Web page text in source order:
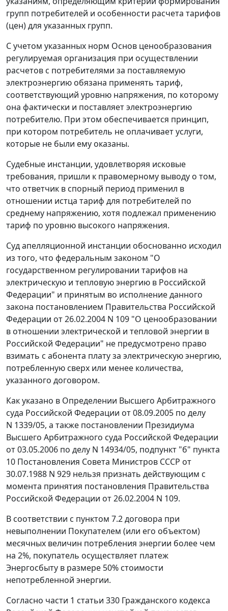
групп потребителей и особенности расчета тарифов
(цен) для указанных групп.
С учетом указанных норм Основ ценообразования
регулируемая организация при осуществлении
расчетов с потребителями за поставляемую
электроэнергию обязана применять тариф,
соответствующий уровню напряжения, по которому
она фактически и поставляет электроэнергию
потребителю. При этом обеспечивается принцип,
при котором потребитель не оплачивает услуги,
которые не были ему оказаны.
Судебные инстанции, удовлетворяя исковые
требования, пришли к правомерному выводу о том,
что ответчик в спорный период применил в
отношении истца тариф для потребителей по
среднему напряжению, хотя подлежал применению
тариф по уровню высокого напряжения.
Суд апелляционной инстанции обоснованно исходил
из того, что федеральным законом "О
государственном регулировании тарифов на
электрическую и тепловую энергию в Российской
Федерации" и принятым во исполнение данного
закона постановлением Правительства Российской
Федерации от 26.02.2004 N 109 "О ценообразовании
в отношении электрической и тепловой энергии в
Российской Федерации" не предусмотрено право
взимать с абонента плату за электрическую энергию,
потребленную сверх или менее количества,
указанного договором.
Как указано в Определении Высшего Арбитражного
суда Российской Федерации от 08.09.2005 по делу
N 1339/05, а также постановлении Президиума
Высшего Арбитражного суда Российской Федерации
от 03.05.2006 по делу N 14934/05, подпункт "б" пункта
10 Постановления Совета Министров СССР от
30.07.1988 N 929 нельзя признать действующим с
момента принятия постановления Правительства
Российской Федерации от 26.02.2004 N 109.
В соответствии с пунктом 7.2 договора при
невыполнении Покупателем (или его объектом)
месячных величин потребления энергии более чем
на 2%, покупатель осуществляет платеж
Энергосбыту в размере 50% стоимости
непотребленной энергии.
Согласно части 1 статьи 330 Гражданского кодекса